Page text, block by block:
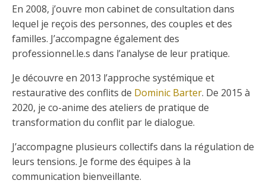
En 2008, j’ouvre mon cabinet de consultation dans
lequel je reçois des personnes, des couples et des
familles. J’accompagne également des
professionnel.le.s dans l’analyse de leur pratique.
Je découvre en 2013 l’approche systémique et
restaurative des conflits de Dominic Barter. De 2015 à
2020, je co-anime des ateliers de pratique de
transformation du conflit par le dialogue.
J’accompagne plusieurs collectifs dans la régulation de
leurs tensions. Je forme des équipes à la
communication bienveillante.